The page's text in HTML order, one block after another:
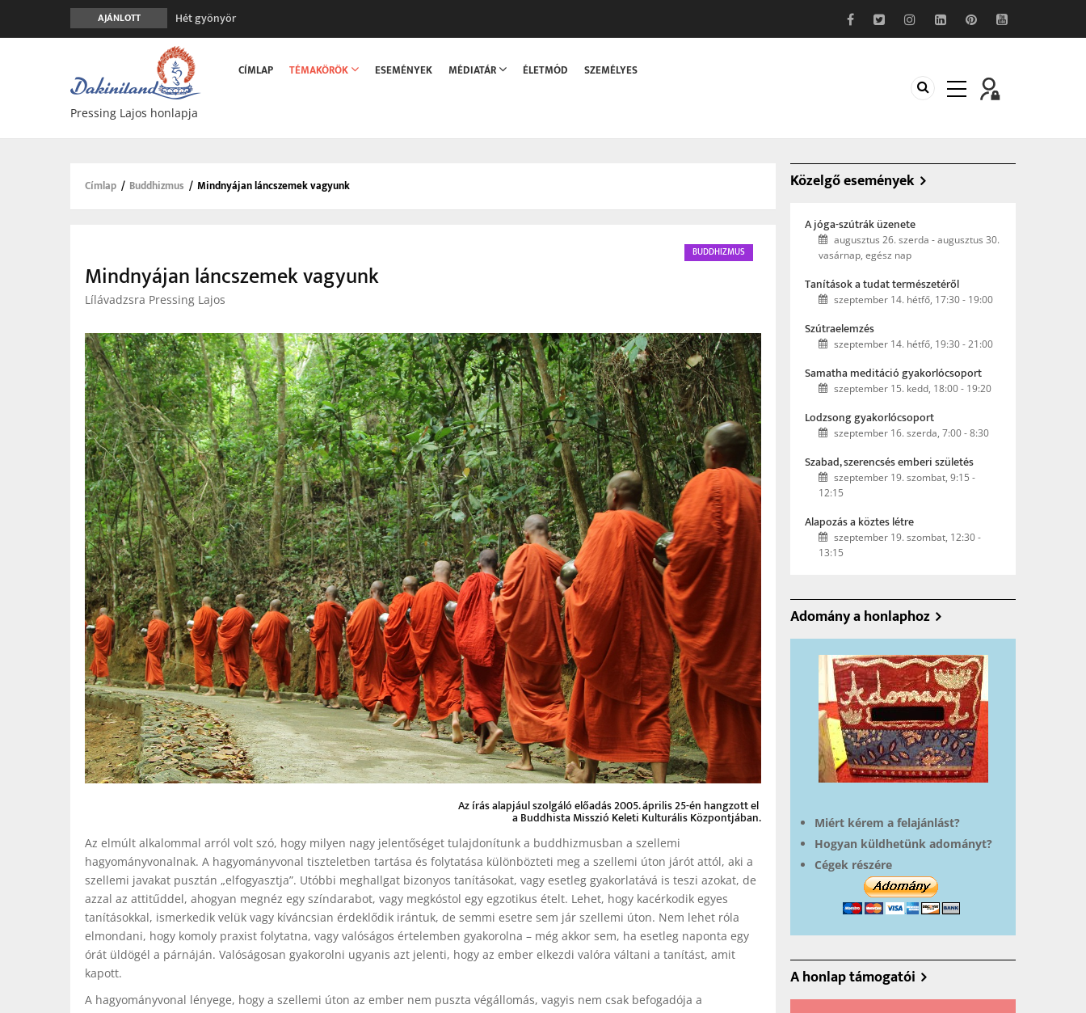
AJÁNLOTT
Hét gyönyör
A gondolatok átalakításának nyolc versszaka
Meghalni teljesen biztonságos
Minden más, mint aminek látszik
Vég nélküli leborulás
Pressing Lajos honlapja
navigation
CÍMLAP TÉMAKÖRÖK ESEMÉNYEK MÉDIATÁR ÉLETMÓD SZEMÉLYES
Morzsa
Címlap / Buddhizmus / Mindnyájan láncszemek vagyunk
BUDDHIZMUS
Mindnyájan láncszemek vagyunk
Lílávadzsra Pressing Lajos
Az írás alapjául szolgáló előadás 2005. április 25-én hangzott el
a Buddhista Misszió Keleti Kulturális Központjában.
Az elmúlt alkalommal arról volt szó, hogy milyen nagy jelentőséget tulajdonítunk a buddhizmusban a szellemi
hagyományvonalnak. A hagyományvonal tiszteletben tartása és folytatása különbözteti meg a szellemi úton járót attól, aki a
szellemi javakat pusztán „elfogyasztja”. Utóbbi meghallgat bizonyos tanításokat, vagy esetleg gyakorlatává is teszi azokat, de
azzal az attitűddel, ahogyan megnéz egy színdarabot, vagy megkóstol egy egzotikus ételt. Lehet, hogy kacérkodik egyes
tanításokkal, ismerkedik velük vagy kíváncsian érdeklődik irántuk, de semmi esetre sem jár szellemi úton. Nem lehet róla
elmondani, hogy komoly praxist folytatna, vagy valóságos értelemben gyakorolna – még akkor sem, ha esetleg naponta egy
órát üldögél a párnáján. Valóságosan gyakorolni ugyanis azt jelenti, hogy az ember elkezdi valóra váltani a tanítást, amit
kapott.
A hagyományvonal lényege, hogy a szellemi úton az ember nem puszta végállomás, vagyis nem csak befogadója a
Közelgő események
A jóga-szútrák üzenete
augusztus 26. szerda -augusztus 30.
vasárnap, egész nap
Tanítások a tudat természetéről
szeptember 14. hétfő, 17:30- 19:00
Szútraelemzés
szeptember 14. hétfő, 19:30-21:00
Samatha meditáció gyakorlócsoport
szeptember 15. kedd, 18:00- 19:20
Lodzsong gyakorlócsoport
szeptember 16. szerda, 7:00-8:30
Szabad, szerencsés emberi születés
szeptember 19. szombat, 9:15 -
12:15
Alapozás a köztes létre
szeptember 19. szombat, 12:30-
13:15
Adomány a honlaphoz
Miért kérem a felajánlást?
Hogyan küldhetünk adományt?
Cégek részére
A honlap támogatói